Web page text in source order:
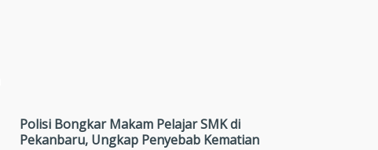
Polisi Bongkar Makam Pelajar SMK di
Pekanbaru, Ungkap Penyebab Kematian